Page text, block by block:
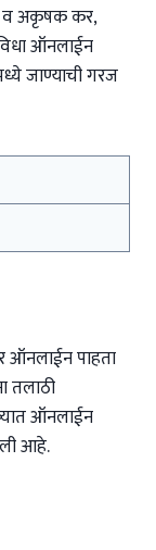
व अकृषक कर,
ऑनलाईन
जाण्याची गरज
ऑनलाईन पाहता
तलाठी
ऑनलाईन
आहे.